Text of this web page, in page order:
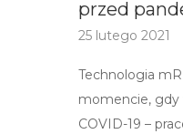
przed
25 lutego 2021
Technologia
momencie, gdy
COVID-19 –